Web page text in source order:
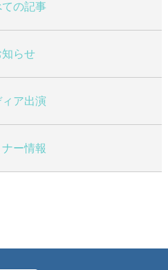
の記事
知らせ
ィア出演
ー情報